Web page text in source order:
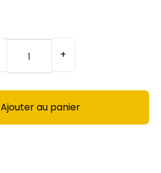
quantité
"Démaquillage
déchet"
+
Ajouter au panier